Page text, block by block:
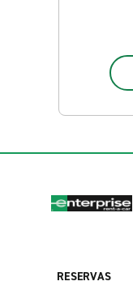
RESERVAS